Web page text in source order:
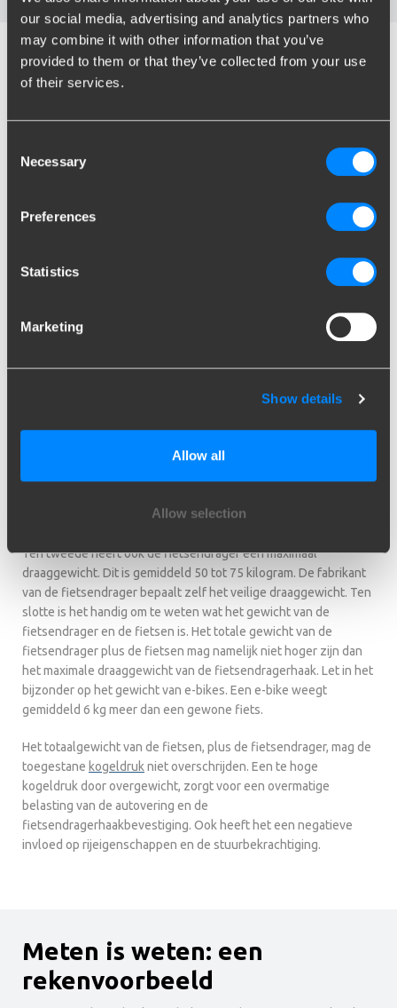
our social media, advertising and analytics partners who
may combine it with other information that you’ve
provided to them or that they’ve collected from your use
of their services.
Selection
Necessary
Preferences
Statistics
Marketing
Show details
Allow all
Allow selection
Let op overgewicht
draaggewicht. Dit draaggewicht staat op het typeplaatje.
Ten tweede heeft ook de fietsendrager een maximaal
draaggewicht. Dit is gemiddeld 50 tot 75 kilogram. De fabrikant
van de fietsendrager bepaalt zelf het veilige draaggewicht. Ten
slotte is het handig om te weten wat het gewicht van de
fietsendrager en de fietsen is. Het totale gewicht van de
fietsendrager plus de fietsen mag namelijk niet hoger zijn dan
het maximale draaggewicht van de fietsendragerhaak. Let in het
bijzonder op het gewicht van e-bikes. Een e-bike weegt
gemiddeld 6 kg meer dan een gewone fiets.
Het totaalgewicht van de fietsen, plus de fietsendrager, mag de
toegestane kogeldruk niet overschrijden. Een te hoge
kogeldruk door overgewicht, zorgt voor een overmatige
belasting van de autovering en de
fietsendragerhaakbevestiging. Ook heeft het een negatieve
invloed op rijeigenschappen en de stuurbekrachtiging.
Meten is weten: een
rekenvoorbeeld